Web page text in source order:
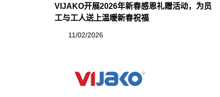
VIJAKO开展2026年新春感恩礼赠活动，为员
工与工人送上温暖新春祝福
11/02/2026